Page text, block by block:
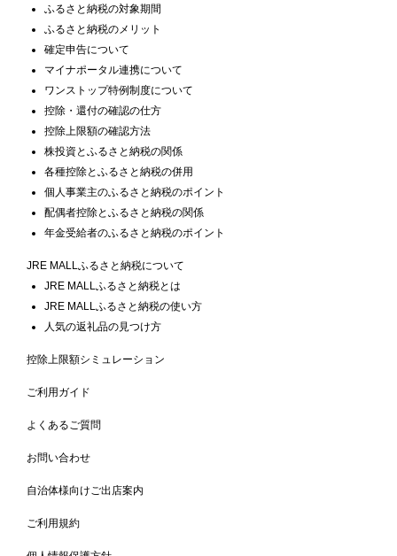
ふるさと納税の対象期間
ふるさと納税のメリット
確定申告について
マイナポータル連携について
ワンストップ特例制度について
控除・還付の確認の仕方
控除上限額の確認方法
株投資とふるさと納税の関係
各種控除とふるさと納税の併用
個人事業主のふるさと納税のポイント
配偶者控除とふるさと納税の関係
年金受給者のふるさと納税のポイント
JRE MALLふるさと納税について
JRE MALLふるさと納税とは
JRE MALLふるさと納税の使い方
人気の返礼品の見つけ方
控除上限額シミュレーション
ご利用ガイド
よくあるご質問
お問い合わせ
自治体様向けご出店案内
ご利用規約